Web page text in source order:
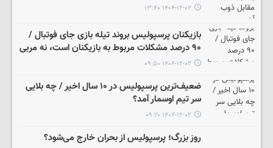
۱۴۰۴-۱۲-۰۲ ۱۳:۴۰
بازیکنان پرسپولیس بروند تیله بازی جای فوتبال /
۹۰ درصد مشکلات مربوط به بازیکنان است، نه مربی
۱۴۰۴-۱۲-۰۲ ۰۹:۵۰
ضعیف‌ترین پرسپولیس در ۱۰ سال اخیر / چه بلایی
سر تیم اوسمار آمد؟
۱۴۰۴-۱۲-۰۲ ۰۹:۲۰
روز بزرگ؛ پرسپولیس از بحران خارج می‌شود؟